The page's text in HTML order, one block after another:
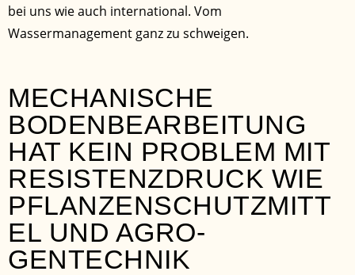
bei uns wie auch international. Vom
Wassermanagement ganz zu schweigen.
MECHANISCHE
BODENBEARBEITUNG
HAT KEIN PROBLEM MIT
RESISTENZDRUCK WIE
PFLANZENSCHUTZMITT
EL UND AGRO-
GENTECHNIK